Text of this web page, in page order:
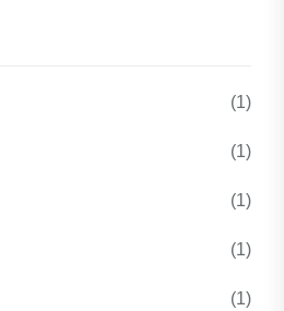
(1)
(1)
(1)
(1)
(1)